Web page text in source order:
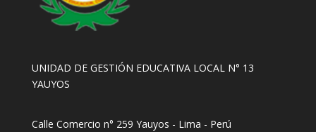
UNIDAD DE GESTIÓN EDUCATIVA LOCAL N° 13
YAUYOS
Calle Comercio n° 259 Yauyos - Lima - Perú